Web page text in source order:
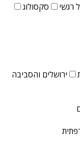
רגשי
סקסולוג
ירושלים והסביבה